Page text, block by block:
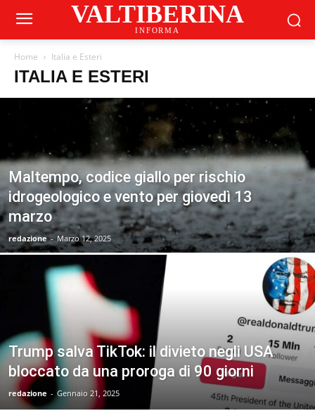
VALTIBERINA
INFORMA
Home Italia e Esteri
ITALIA E ESTERI
Maltempo, codice giallo per rischio
idrogeologico e vento per giovedì 13
marzo
redazione - Marzo 12, 2025
Trump salva TikTok: il divieto negli USA
bloccato da una proroga di 90 giorni
redazione - Gennaio 21, 2025